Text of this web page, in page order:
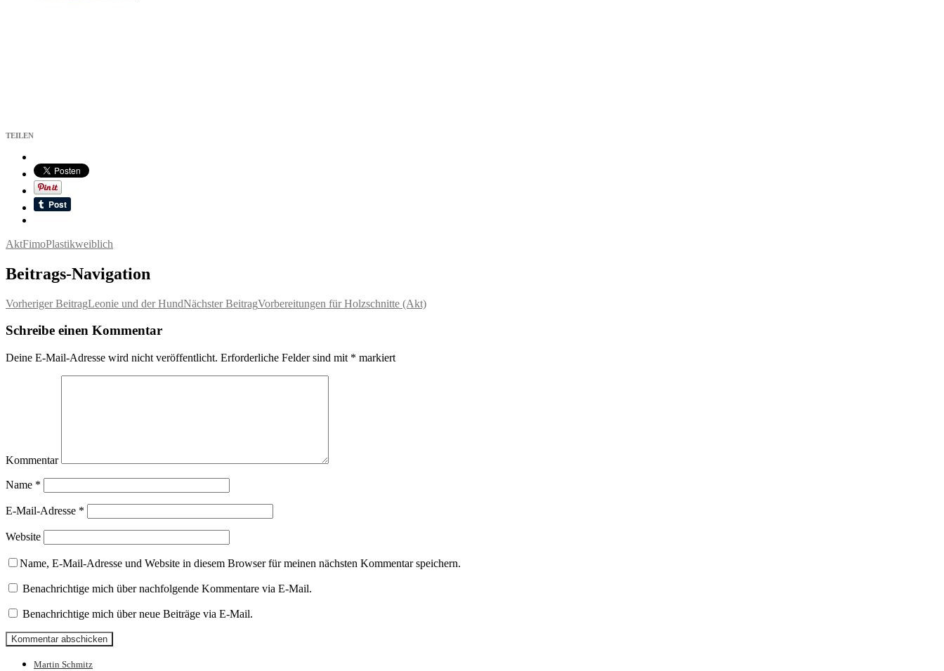
TEILEN
AktFimoPlastikweiblich
Beitrags-Navigation
Vorheriger BeitragLeonie und der HundNächster BeitragVorbereitungen für Holzschnitte (Akt)
Schreibe einen Kommentar
Deine E-Mail-Adresse wird nicht veröffentlicht. Erforderliche Felder sind mit * markiert
Kommentar
Name *
E-Mail-Adresse *
Website
Name, E-Mail-Adresse und Website in diesem Browser für meinen nächsten Kommentar speichern.
Benachrichtige mich über nachfolgende Kommentare via E-Mail.
Benachrichtige mich über neue Beiträge via E-Mail.
Martin Schmitz